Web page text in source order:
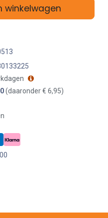
winkelwagen
(daaronder € 6,95)